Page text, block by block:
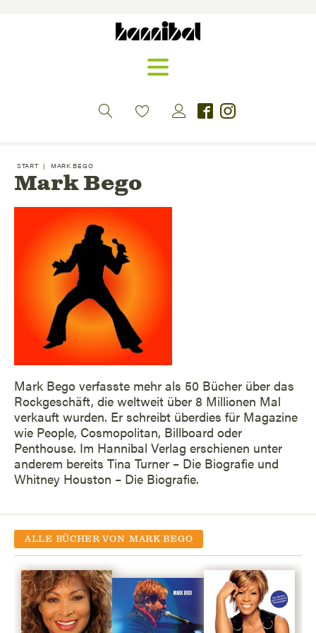
START | MARK BEGO
Mark Bego
Mark Bego verfasste mehr als 50 Bücher über das
Rockgeschäft, die weltweit über 8 Millionen Mal
verkauft wurden. Er schreibt überdies für Magazine
wie People, Cosmopolitan, Billboard oder
Penthouse. Im Hannibal Verlag erschienen unter
anderem bereits Tina Turner – Die Biografie und
Whitney Houston – Die Biografie.
ALLE BÜCHER VON MARK BEGO